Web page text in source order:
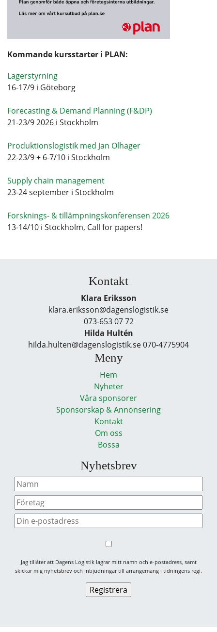
Kommande kursstarter i PLAN:
Lagerstyrning
16-17/9 i Göteborg
Forecasting & Demand Planning (F&DP)
21-23/9 2026 i Stockholm
Produktionslogistik med Jan Olhager
22-23/9 + 6-7/10 i Stockholm
Supply chain management
23-24 september i Stockholm
Forsknings- & tillämpningskonferensen 2026
13-14/10 i Stockholm, Call for papers!
Kontakt
Klara Eriksson
klara.eriksson@dagenslogistik.se
073-653 07 72
Hilda Hultén
hilda.hulten@dagenslogistik.se 070-4775904
Meny
Hem
Nyheter
Våra sponsorer
Sponsorskap & Annonsering
Kontakt
Om oss
Bossa
Nyhetsbrev
Jag tillåter att Dagens Logistik lagrar mitt namn och e-postadress, samt
skickar mig nyhetsbrev och inbjudningar till arrangemang i tidningens regi.